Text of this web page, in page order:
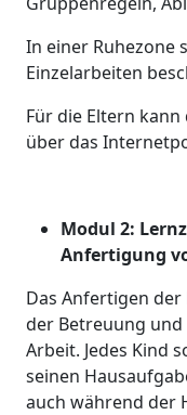
In einer Ruhezone
Einzelarbeiten
Für die Eltern
über das
Modul 2:
Anfertigung
Das Anfertigen der
der Betreuung
Arbeit. Jedes Kind
seinen
auch während der